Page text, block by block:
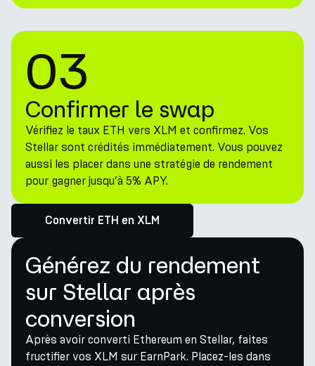
03
Confirmer le swap
Vérifiez le taux ETH vers XLM et confirmez. Vos
Stellar sont crédités immédiatement. Vous pouvez
aussi les placer dans une stratégie de rendement
pour gagner jusqu’à 5% APY.
Convertir ETH en XLM
Générez du rendement
sur Stellar après
conversion
Après avoir converti Ethereum en Stellar, faites
fructifier vos XLM sur EarnPark. Placez-les dans